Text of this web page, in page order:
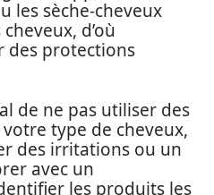
les sèche-cheveux
d’où
des protections
de ne pas utiliser des
type de cheveux,
des irritations ou un
avec un
les produits les